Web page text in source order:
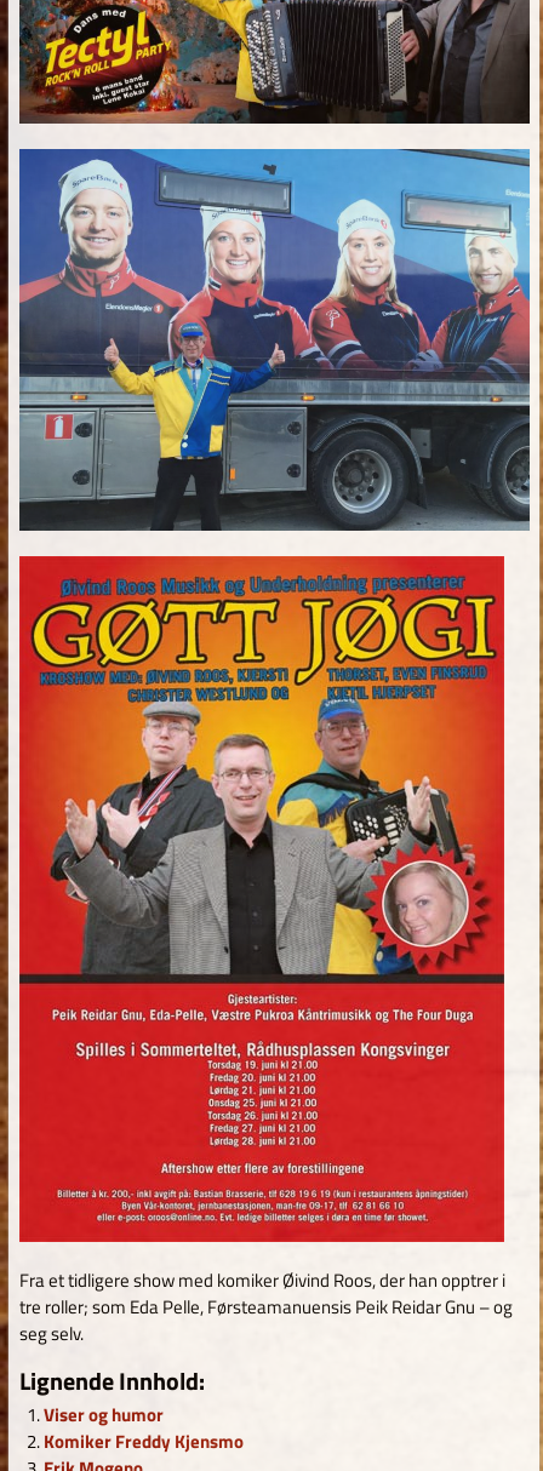
Fra et tidligere show med komiker Øivind Roos, der han opptrer i
tre roller; som Eda Pelle, Førsteamanuensis Peik Reidar Gnu – og
seg selv.
Lignende Innhold:
Viser og humor
Komiker Freddy Kjensmo